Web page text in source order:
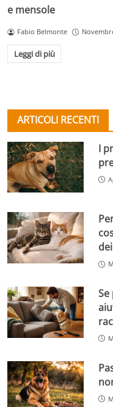
e mensole
Fabio Belmonte
Leggi di più
ARTICOLI RECENTI
I